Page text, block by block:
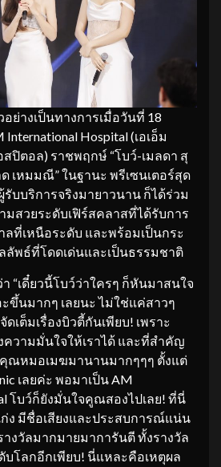
ย่างเป็นทางการเมื่อวันที่ 18
Hospital (เอเอ็ม
ปิตอล) ราชพฤกษ์ “โบว์-เมลดา สุ
ด เหมมณี” ในฐานะ พรีเซนเตอร์สุด
บบริการจริงมายาวนาน ก็ได้ร่วม
สวยระดับเฟิร์สคลาสที่ได้รับการ
ลที่เหนือระดับ และพร้อมเป็นกระ
ลัพธ์ที่โดดเด่นและเป็นธรรมชาติ
า “เดี๋ยวนี้โบว์ว่าใครๆ ก็หันมาสนใจ
ขึ้นมากๆ เลยนะ ไม่ใช่แค่สาวๆ
ดเต็มเรื่องบิวตี้กันเพียบ! เพราะ
วามมั่นใจให้เราได้ และที่สำคัญ
คุณหมอเมฆมานานมากๆๆๆ ตั้งแต่
เลยค่ะ พอมาเป็น AM
โบว์ก็ยังมั่นใจคูณสองไปเลย! ที่นี่
มีชื่อเสียงและประสบการณ์แน่น
งวัลมากมายมาการันตี ทั้งรางวัล
บโลกอีกเพียบ! นี่แหละคือเหตุผล